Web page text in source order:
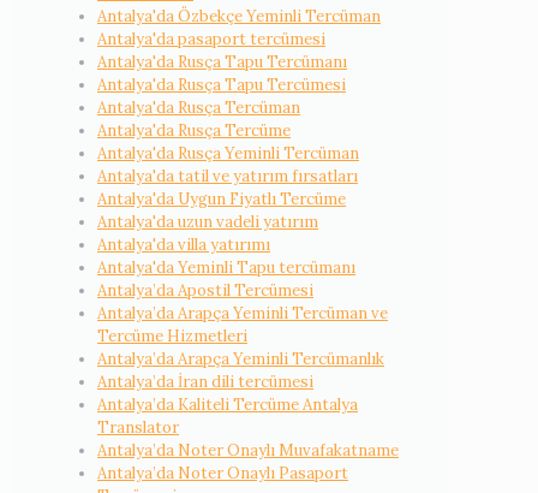
Antalya'da Özbekçe Yeminli Tercüman
Antalya'da pasaport tercümesi
Antalya'da Rusça Tapu Tercümanı
Antalya'da Rusça Tapu Tercümesi
Antalya'da Rusça Tercüman
Antalya'da Rusça Tercüme
Antalya'da Rusça Yeminli Tercüman
Antalya'da tatil ve yatırım fırsatları
Antalya'da Uygun Fiyatlı Tercüme
Antalya'da uzun vadeli yatırım
Antalya'da villa yatırımı
Antalya'da Yeminli Tapu tercümanı
Antalya’da Apostil Tercümesi
Antalya’da Arapça Yeminli Tercüman ve
Tercüme Hizmetleri
Antalya’da Arapça Yeminli Tercümanlık
Antalya’da İran dili tercümesi
Antalya’da Kaliteli Tercüme Antalya
Translator
Antalya’da Noter Onaylı Muvafakatname
Antalya’da Noter Onaylı Pasaport